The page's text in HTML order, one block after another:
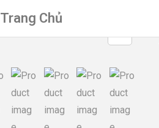
Trang Chủ